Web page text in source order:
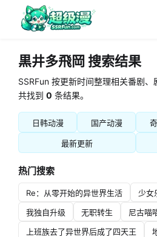
黒井多飛岡 搜索结果
SSRFun 按更新时间整理相关番剧
共找到 0 条结果。
日韩动漫 国产动漫
最新更新
热门搜索
Re：从零开始的异世界生活
少女
我独自升级
无职转生
尼古喵
上班族去了异世界后成了四天王